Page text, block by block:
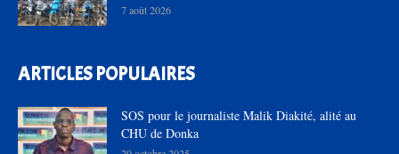
7 août 2026
ARTICLES POPULAIRES
SOS pour le journaliste Malik Diakité, alité au
CHU de Donka